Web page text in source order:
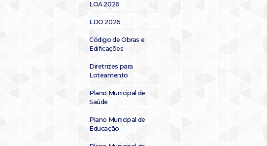
LOA 2026
LDO 2026
Código de Obras e
Edificações
Diretrizes para
Loteamento
Plano Municipal de
Saúde
Plano Municipal de
Educação